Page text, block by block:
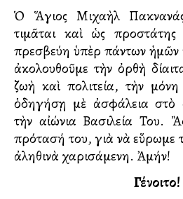
Ὁ Ἅγιος Μιχαὴλ
τιμᾶται καὶ ὡς προστάτης
πρεσβεύη ὑπὲρ πάντων ἡμῶν
ἀκολουθοῦμε τὴν ὀρθὴ
ζωὴ καὶ πολιτεία, τὴν
ὁδηγήσῃ μὲ ἀσφάλεια στὸ
τὴν αἰώνια Βασιλεία Του.
πρότασή του, γιὰ νὰ εὕρωμε
ἀληθινὰ χαρισάμενη. Ἀμήν!
Γένοιτο!